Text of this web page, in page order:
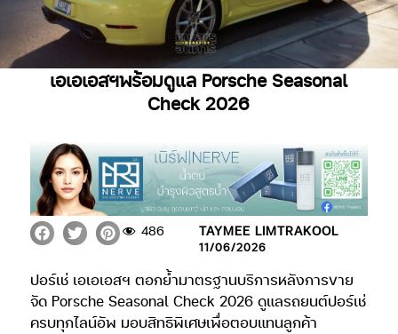
เอเอเอสฯพร้อมดูแล Porsche Seasonal
Check 2026
TAYMEE LIMTRAKOOL
11/06/2026
486
ปอร์เช่ เอเอเอสฯ ตอกย้ำมาตรฐานบริการหลังการขาย
จัด Porsche Seasonal Check 2026 ดูแลรถยนต์ปอร์เช่
ครบทุกไลน์อัพ มอบสิทธิพิเศษเพื่อตอบแทนลูกค้า